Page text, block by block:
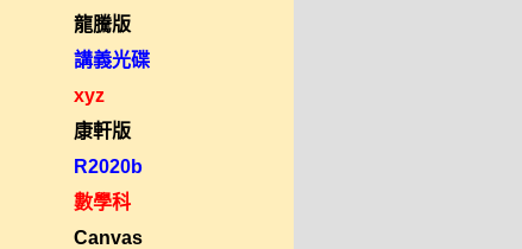
龍騰版
講義光碟
xyz
康軒版
R2020b
數學科
Canvas